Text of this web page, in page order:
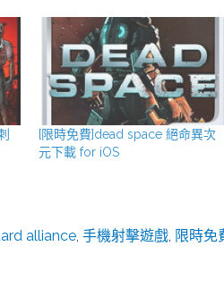
[限時免費]dead space 絕命異次
元下載 for iOS
alliance 手機射擊遊戲 限時免